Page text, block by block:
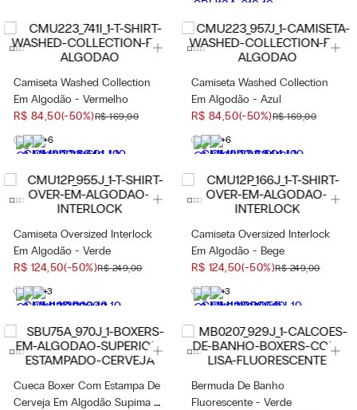
Camiseta Washed Collection
Em Algodão - Vermelho
R$ 84,50(-50%)R$ 169,00
+6
Camiseta Washed Collection
Em Algodão - Azul
R$ 84,50(-50%)R$ 169,00
+6
Camiseta Oversized Interlock
Em Algodão - Verde
R$ 124,50(-50%)R$ 249,00
+3
Camiseta Oversized Interlock
Em Algodão - Bege
R$ 124,50(-50%)R$ 249,00
+3
Cueca Boxer Com Estampa De
Cerveja Em Algodão Supima -
Bermuda De Banho
Fluorescente - Verde